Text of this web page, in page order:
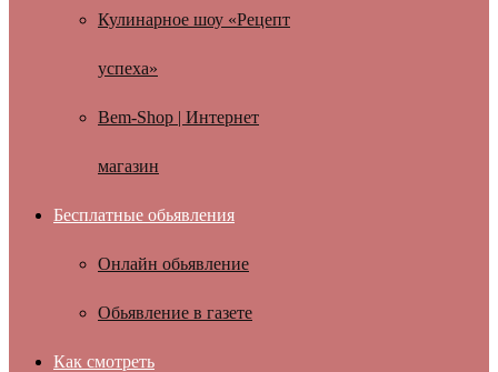
Кулинарное шоу «Рецепт
успеха»
Bem-Shop | Интернет
магазин
Бесплатные обьявления
Онлайн обьявление
Обьявление в газете
Как смотреть